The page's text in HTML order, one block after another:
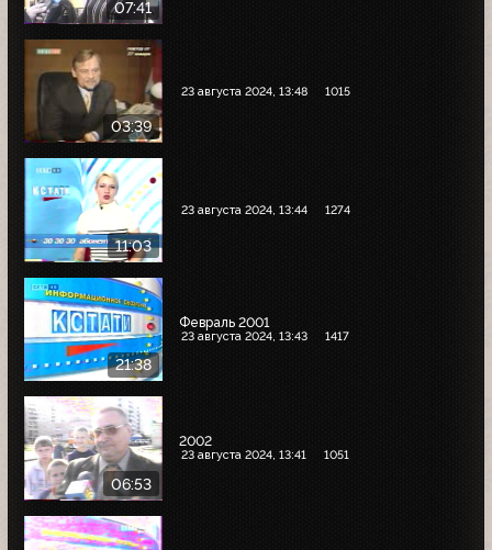
07:41
03:39
23 августа 2024, 13:48 1015
11:03
23 августа 2024, 13:44 1274
21:38
Февраль 2001
23 августа 2024, 13:43 1417
06:53
2002
23 августа 2024, 13:41 1051